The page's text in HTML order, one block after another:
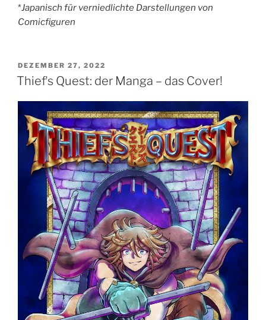
*Japanisch für verniedlichte Darstellungen von
Comicfiguren
VERÖFFENTLICHT
AM
DEZEMBER 27, 2022
Thiefʼs Quest: der Manga – das Cover!